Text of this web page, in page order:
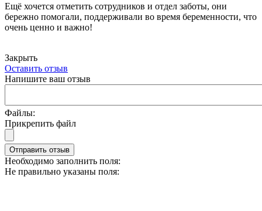
Ещё хочется отметить сотрудников и отдел заботы, они
бережно помогали, поддерживали во время беременности, что
очень ценно и важно!
Закрыть
Оставить отзыв
Напишите ваш отзыв
Файлы:
Прикрепить файл
Отправить отзыв
Необходимо заполнить поля:
Не правильно указаны поля: